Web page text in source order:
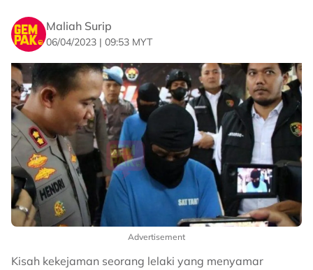
Maliah Surip
06/04/2023 | 09:53 MYT
Advertisement
Kisah kekejaman seorang lelaki yang menyamar